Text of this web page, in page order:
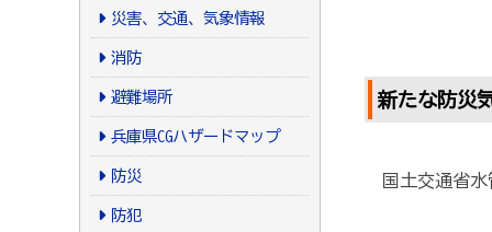
災害、交通、気象情報
消防
避難場所
兵庫県CGハザードマップ
防災
防犯
新たな防災
国土交通省水